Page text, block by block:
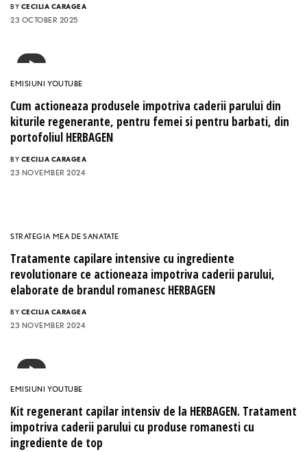
BY CECILIA CARAGEA
23 OCTOBER 2025
EMISIUNI YOUTUBE
Cum actioneaza produsele impotriva caderii parului din
kiturile regenerante, pentru femei si pentru barbati, din
portofoliul HERBAGEN
BY CECILIA CARAGEA
23 NOVEMBER 2024
STRATEGIA MEA DE SANATATE
Tratamente capilare intensive cu ingrediente
revolutionare ce actioneaza impotriva caderii parului,
elaborate de brandul romanesc HERBAGEN
BY CECILIA CARAGEA
23 NOVEMBER 2024
EMISIUNI YOUTUBE
Kit regenerant capilar intensiv de la HERBAGEN. Tratament
impotriva caderii parului cu produse romanesti cu
ingrediente de top